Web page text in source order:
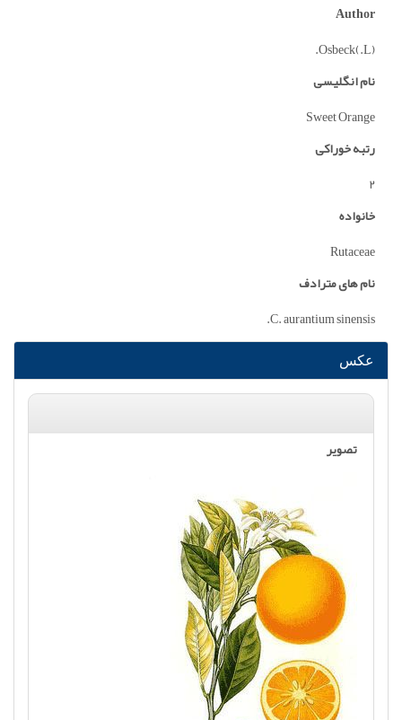
Author
(L.)Osbeck.
نام انگلیسی
Sweet Orange
رتبه خوراکی
2
خانواده
Rutaceae
نام های مترادف
C. aurantium sinensis.
عکس